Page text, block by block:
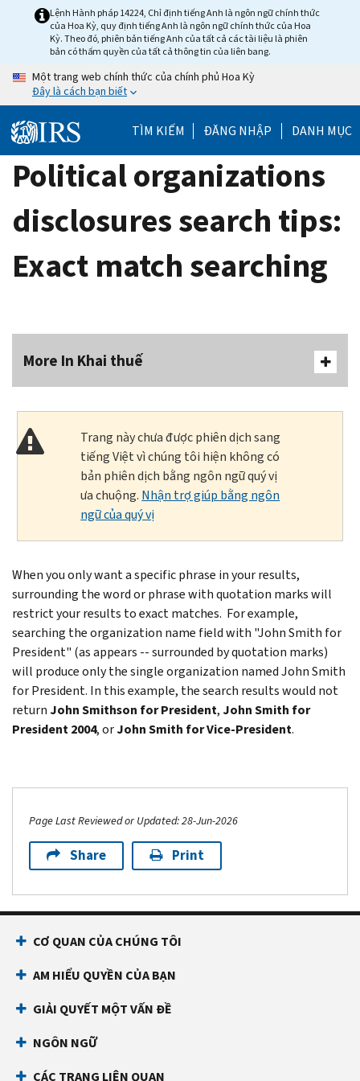
Lệnh Hành pháp 14224, Chỉ định tiếng Anh là ngôn ngữ chính thức
của Hoa Kỳ, quy định tiếng Anh là ngôn ngữ chính thức của Hoa
Kỳ. Theo đó, phiên bản tiếng Anh của tất cả các tài liệu là phiên
bản có thẩm quyền của tất cả thông tin của liên bang.
Một trang web chính thức của chính phủ Hoa Kỳ
Đây là cách bạn biết
TÌM KIẾM ĐĂNG NHẬP DANH MỤC
Political organizations
disclosures search tips:
Exact match searching
More In Khai thuế
Trang này chưa được phiên dịch sang
tiếng Việt vì chúng tôi hiện không có
bản phiên dịch bằng ngôn ngữ quý vị
ưa chuộng. Nhận trợ giúp bằng ngôn
ngữ của quý vị
When you only want a specific phrase in your results,
surrounding the word or phrase with quotation marks will
restrict your results to exact matches. For example,
searching the organization name field with "John Smith for
President" (as appears -- surrounded by quotation marks)
will produce only the single organization named John Smith
for President. In this example, the search results would not
return John Smithson for President, John Smith for
President 2004, orJohn Smith for Vice-President.
Page Last Reviewed or Updated: 28-Jun-2026
Share Print
CƠ QUAN CỦA CHÚNG TÔI
AM HIỂU QUYỀN CỦA BẠN
GIẢI QUYẾT MỘT VẤN ĐỀ
NGÔN NGỮ
CÁC TRANG LIÊN QUAN